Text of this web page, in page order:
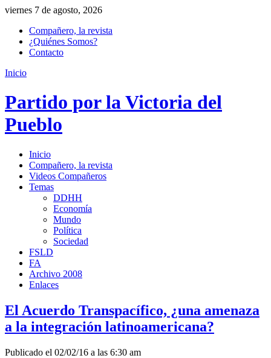
viernes 7 de agosto, 2026
Compañero, la revista
¿Quiénes Somos?
Contacto
Inicio
Partido por la Victoria del
Pueblo
Inicio
Compañero, la revista
Videos Compañeros
Temas
DDHH
Economía
Mundo
Política
Sociedad
FSLD
FA
Archivo 2008
Enlaces
El Acuerdo Transpacífico, ¿una amenaza
a la integración latinoamericana?
Publicado el 02/02/16 a las 6:30 am